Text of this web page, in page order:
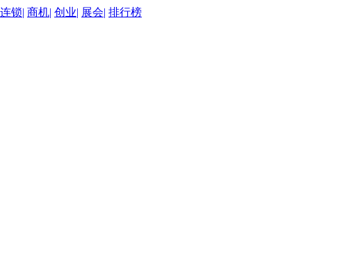
连锁| 商机| 创业| 展会| 排行榜